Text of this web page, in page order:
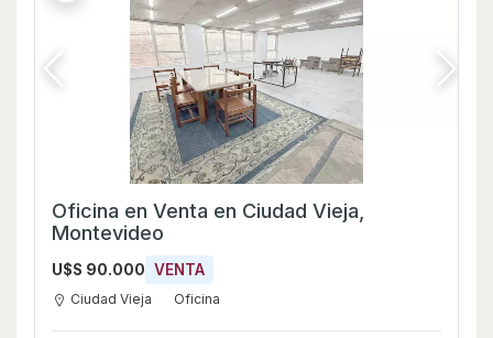
Oficina en Venta en Ciudad Vieja,
Montevideo
U$S 90.000 VENTA
Ciudad Vieja Oficina